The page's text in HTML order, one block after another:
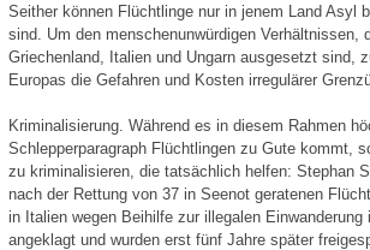
Seither können Flüchtlinge nur in jenem Land Asyl
sind. Um den menschenunwürdigen Verhältnissen,
Griechenland, Italien und Ungarn ausgesetzt sind,
Europas die Gefahren und Kosten irregulärer
Kriminalisierung. Während es in diesem Rahmen
Schlepperparagraph Flüchtlingen zu Gute kommt,
zu kriminalisieren, die tatsächlich helfen: Stephan
nach der Rettung von 37 in Seenot geratenen
in Italien wegen Beihilfe zur illegalen
angeklagt und wurden erst fünf Jahre später